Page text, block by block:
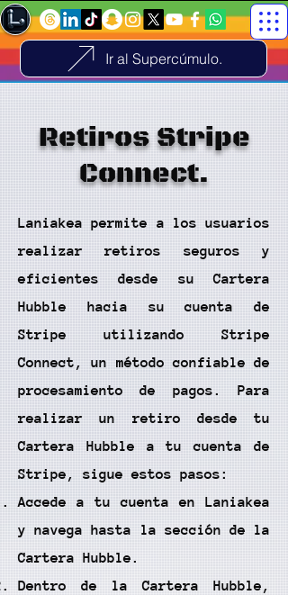
Ir al Supercúmulo.
Retiros Stripe
Connect.
Laniakea permite a los usuarios
realizar retiros seguros y
eficientes desde su Cartera
Hubble hacia su cuenta de
Stripe utilizando Stripe
Connect, un método confiable de
procesamiento de pagos. Para
realizar un retiro desde tu
Cartera Hubble a tu cuenta de
Stripe, sigue estos pasos:
Accede a tu cuenta en Laniakea
y navega hasta la sección de la
Cartera Hubble.
Dentro de la Cartera Hubble,